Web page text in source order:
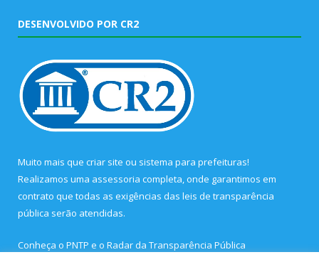
DESENVOLVIDO POR CR2
Muito mais que criar site ou sistema para prefeituras!
Realizamos uma assessoria completa, onde garantimos em
contrato que todas as exigências das leis de transparência
pública serão atendidas.
Conheça o PNTP e o Radar da Transparência Pública